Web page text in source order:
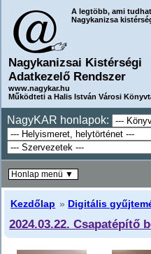
A legtöbb, ami
Nagykanizsa
Nagykanizsai Kistérségi
Adatkezelő Rendszer
www.nagykar.hu
Működteti a Halis István Városi
NagyKAR honlapok:
Kezdőlap » Digitális
2024.03.22. Csapatépítő
Honlap menü ▼